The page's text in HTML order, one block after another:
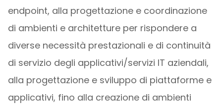
endpoint, alla progettazione e coordinazione
di ambienti e architetture per rispondere a
diverse necessità prestazionali e di continuità
di servizio degli applicativi/servizi IT aziendali,
alla progettazione e sviluppo di piattaforme e
applicativi, fino alla creazione di ambienti